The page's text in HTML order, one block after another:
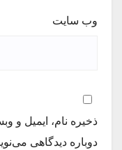
وب‌ سایت
ذخیره نام، ایمیل و
دوباره دیدگاهی